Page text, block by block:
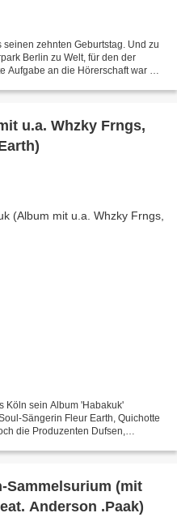
zehnten Geburtstag. Und zu
Berlin zu Welt, für den der
Aufgabe an die Hörerschaft war die
u.a. Whzky Frngs,
Köln sein Album 'Habakuk'
Sängerin Fleur Earth, Quichotte
die Produzenten Dufsen,
Sammelsurium (mit
Anderson .Paak)